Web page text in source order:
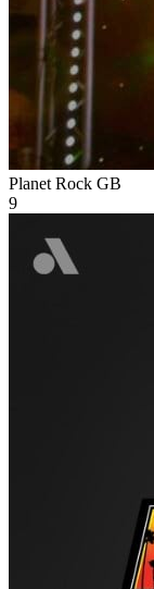
Planet Rock GB
9